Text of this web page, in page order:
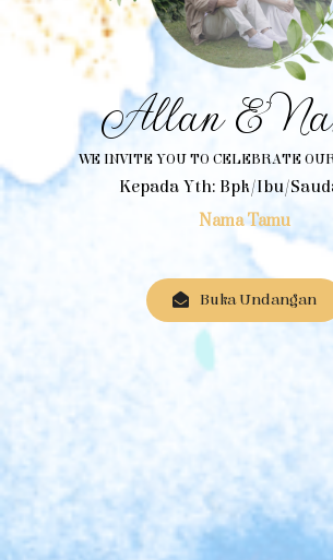
Allan &
WE INVITE YOU TO CELEBRATE
Kepada Yth: Bpk/Ibu/
Nama Tamu
Buka Undangan